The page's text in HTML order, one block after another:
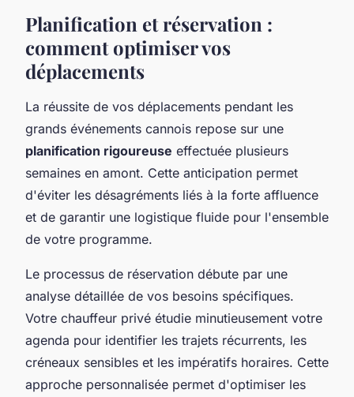
Planification et réservation :
comment optimiser vos
déplacements
La réussite de vos déplacements pendant les
grands événements cannois repose sur une
planification rigoureuse effectuée plusieurs
semaines en amont. Cette anticipation permet
d'éviter les désagréments liés à la forte affluence
et de garantir une logistique fluide pour l'ensemble
de votre programme.
Le processus de réservation débute par une
analyse détaillée de vos besoins spécifiques.
Votre chauffeur privé étudie minutieusement votre
agenda pour identifier les trajets récurrents, les
créneaux sensibles et les impératifs horaires. Cette
approche personnalisée permet d'optimiser les